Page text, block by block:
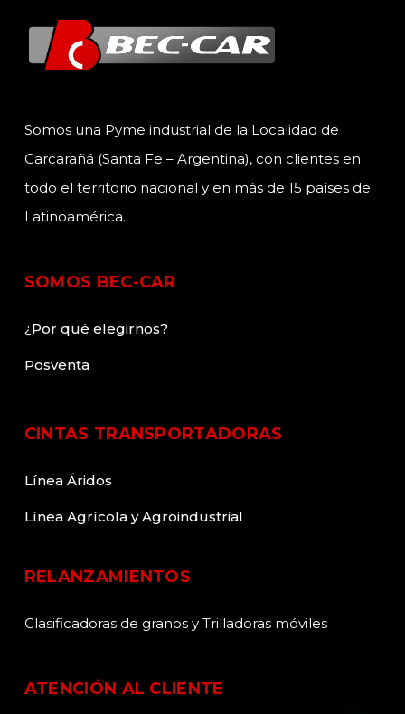
Somos una Pyme industrial de la Localidad de
Carcarañá (Santa Fe – Argentina), con clientes en
todo el territorio nacional y en más de 15 países de
Latinoamérica.
SOMOS BEC-CAR
¿Por qué elegirnos?
Posventa
CINTAS TRANSPORTADORAS
Línea Áridos
Línea Agrícola y Agroindustrial
RELANZAMIENTOS
Clasificadoras de granos y Trilladoras móviles
ATENCIÓN AL CLIENTE